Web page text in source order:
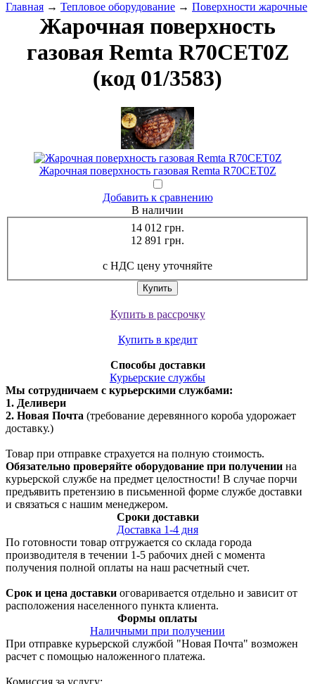
Главная → Тепловое оборудование → Поверхности жарочные
Жарочная поверхность
газовая Remta R70CET0Z
(код 01/3583)
Жарочная поверхность газовая Remta R70CET0Z
Добавить к сравнению
В наличии
14 012 грн.
12 891 грн.
с НДС цену уточняйте
Купить в рассрочку
Купить в кредит
Способы доставки
Курьерские службы
Мы сотрудничаем с курьерскими службами:
1. Деливери
2. Новая Почта (требование деревянного короба удорожает
доставку.)
Товар при отправке страхуется на полную стоимость.
Обязательно проверяйте оборудование при получении на
курьерской службе на предмет целостности! В случае порчи
предъявить претензию в письменной форме службе доставки
и связаться с нашим менеджером.
Сроки доставки
Доставка 1-4 дня
По готовности товар отгружается со склада города
производителя в течении 1-5 рабочих дней с момента
получения полной оплаты на наш расчетный счет.
Срок и цена доставки оговаривается отдельно и зависит от
расположения населенного пункта клиента.
Формы оплаты
Наличными при получении
При отправке курьерской службой "Новая Почта" возможен
расчет с помощью наложенного платежа.